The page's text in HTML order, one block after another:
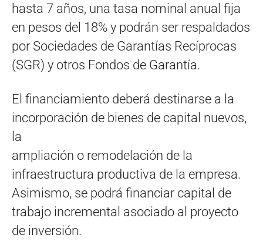
hasta 7 años, una tasa nominal anual fija
en pesos del 18% y podrán ser respaldados
por Sociedades de Garantías Recíprocas
(SGR) y otros Fondos de Garantía.
El financiamiento deberá destinarse a la
incorporación de bienes de capital nuevos,
la
ampliación o remodelación de la
infraestructura productiva de la empresa.
Asimismo, se podrá financiar capital de
trabajo incremental asociado al proyecto
de inversión.